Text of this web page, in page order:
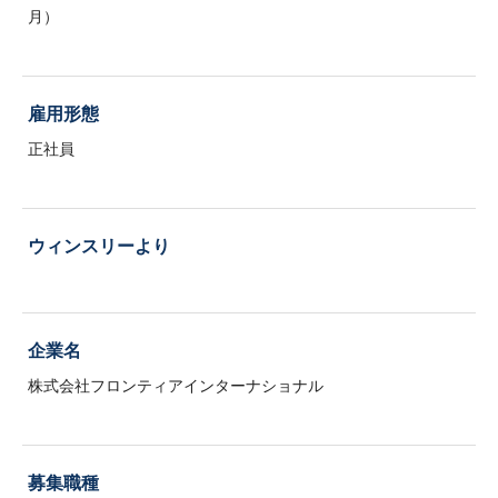
月）
雇用形態
正社員
ウィンスリーより
企業名
株式会社フロンティアインターナショナル
募集職種